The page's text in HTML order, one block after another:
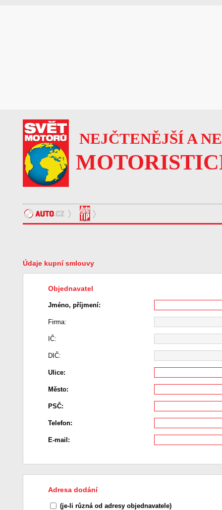
NEJČTENĚJŠÍ A
Údaje kupní smlouvy
Objednavatel
Jméno, příjmení:
Firma:
IČ:
DIČ:
Ulice:
Město:
PSČ:
Telefon:
E-mail:
Adresa dodání
(je-li různá od adresy objednavatele)